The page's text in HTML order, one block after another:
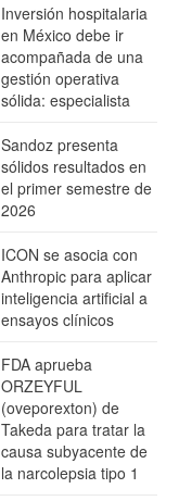
Inversión hospitalaria
en México debe ir
acompañada de una
gestión operativa
sólida: especialista
Sandoz presenta
sólidos resultados en
el primer semestre de
2026
ICON se asocia con
Anthropic para aplicar
inteligencia artificial a
ensayos clínicos
FDA aprueba
ORZEYFUL
(oveporexton) de
Takeda para tratar la
causa subyacente de
la narcolepsia tipo 1